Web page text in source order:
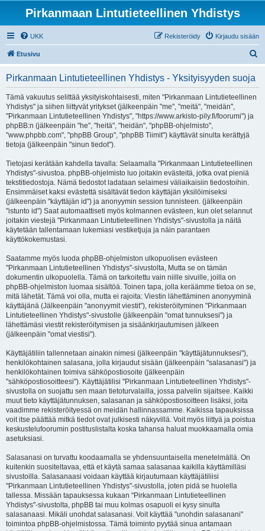
Pirkanmaan Lintutieteellinen Yhdistys
UKK Kirjaudu sisään
Rekisteröidy
Etusivu
Pirkanmaan Lintutieteellinen Yhdistys - Yksityisyyden suoja
Tämä vakuutus selittää yksityiskohtaisesti, miten "Pirkanmaan Lintutieteellinen
Yhdistys" ja siihen liittyvät yritykset (jälkeenpäin "me", "meitä", "meidän",
"Pirkanmaan Lintutieteellinen Yhdistys", "https://www.arkisto-pily.fi/foorumi") ja
phpBB:n (jälkeenpäin "he", "heitä", "heidän", "phpBB-ohjelmisto",
"www.phpbb.com", "phpBB Group", "phpBB Tiimit") käyttävät sinulta kerättyjä
tietoja (jälkeenpäin "sinun tiedot").
Tietojasi kerätään kahdella tavalla: Selaamalla "Pirkanmaan Lintutieteellinen
Yhdistys"-sivustoa. phpBB-ohjelmisto luo joitakin evästeitä, jotka ovat pieniä
tekstitiedostoja. Nämä tiedostot ladataan selaimesi väliaikaisiin tiedostoihin.
Ensimmäiset kaksi evästettä sisältävät tiedon käyttäjän yksilöimiseksi
(jälkeenpäin "käyttäjän id") ja anonyymin session tunnisteen. (jälkeenpäin
"istunto id") Saat automaattiseti myös kolmannen evästeen, kun olet selannut
joitakin viestejä "Pirkanmaan Lintutieteellinen Yhdistys"-sivustolla ja näitä
käytetään tallentamaan lukemiasi vestiketjuja ja näin parantaen
käyttökokemustasi.
Saatamme myös luoda phpBB-ohjelmiston ulkopuolisen evästeen
"Pirkanmaan Lintutieteellinen Yhdistys"-sivustolta, Mutta se on tämän
dokumentin ulkopuolella. Tämä on tarkoitettu vain niille sivuille, joilla on
phpBB-ohjelmiston luomaa sisältöä. Toinen tapa, jolla keräämme tietoa on se,
mitä lähetät. Tämä voi olla, mutta ei rajoita: Viestin lähettäminen anonyyminä
käyttäjänä (Jälkeenpäin "anonyymit viestit"), rekisteröityminen "Pirkanmaan
Lintutieteellinen Yhdistys"-sivustolle (jälkeenpäin "omat tunnuksesi") ja
lähettämäsi viestit rekisteröitymisen ja sisäänkirjautumisen jälkeen
(jälkeenpäin "omat viestisi").
Käyttäjätiliin tallennetaan ainakin nimesi (jälkeenpäin "käyttäjätunnuksesi"),
henkilökohtainen salasana, jolla kirjaudut sisään (jälkeenpäin "salasanasi") ja
henkilökohtainen toimiva sähköpostiosoite (jälkeenpäin
"sähköpostiosoitteesi"). Käyttäjätilisi "Pirkanmaan Lintutieteellinen Yhdistys"-
sivustolla on suojattu sen maan tietoturvalailla, jossa palvelin sijaitsee. Kaikki
muut tieto käyttäjätunnuksen, salasanan ja sähköpostiosoitteen lisäksi, joita
vaadimme rekisteröityessä on meidän hallinnassamme. Kaikissa tapauksissa
voit itse päättää mitkä tiedot ovat julkisesti näkyvillä. Voit myös liittyä ja poistua
keskustelufoorumin postituslistalta koska tahansa haluat muokkaamalla omia
asetuksiasi.
Salasanasi on turvattu koodaamalla se yhdensuuntaisella menetelmällä. On
kuitenkin suositeltavaa, että et käytä samaa salasanaa kaikilla käyttämilläsi
sivustoilla. Salasanaasi voidaan käyttää kirjautumaan käyttäjätiliisi
"Pirkanmaan Lintutieteellinen Yhdistys"-sivustolla, joten pidä se huolella
tallessa. Missään tapauksessa kukaan "Pirkanmaan Lintutieteellinen
Yhdistys"-sivustolta, phpBB tai muu kolmas osapuoli ei kysy sinulta
salasanaasi. Mikäli unohdat salasanasi. Voit käyttää "unohdin salasanani"
toimintoa phpBB-ohjelmistossa. Tämä toiminto pyytää sinua antamaan